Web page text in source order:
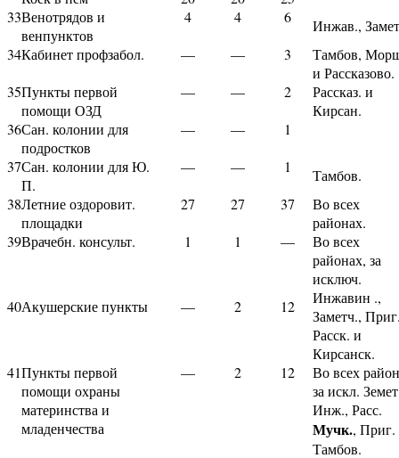
33Венотрядов и
венпунктов
4 4 6
Инжав.,
34Кабинет профзабол. — — 3
Тамбов,
и Рассказово.
35Пункты первой
помощи ОЗД
— — 2
Рассказ. и
Кирсан.
36Сан. колонии для
подростков
— —
1
37Сан. колонии для Ю.
П.
— — 1
Тамбов.
38Летние оздоровит.
площадки
27 27 37
Во всех
районах.
39Врачебн. консульт. 1 1 —
Во всех
районах, за
исключ.
Инжавин .,
Заметч.,
Расск. и
Кирсанск.
40Акушерские пункты — 2 12
41Пункты первой
помощи охраны
материнства и
младенчества
— 2 12
Во всех
за искл.
Инж., Расс.
Мучк., Приг.
Тамбов.